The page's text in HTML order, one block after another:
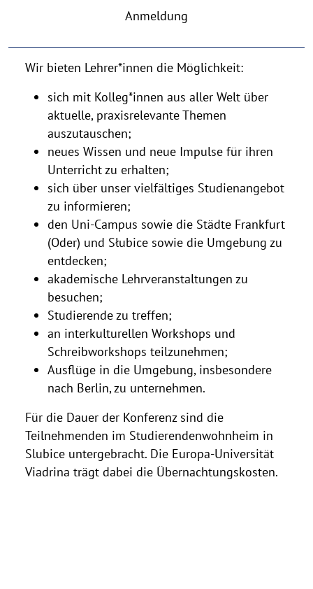
Anmeldung
Wir bieten Lehrer*innen die Möglichkeit:
sich mit Kolleg*innen aus aller Welt über
aktuelle, praxisrelevante Themen
auszutauschen;
neues Wissen und neue Impulse für ihren
Unterricht zu erhalten;
sich über unser vielfältiges Studienangebot
zu informieren;
den Uni-Campus sowie die Städte Frankfurt
(Oder) und Słubice sowie die Umgebung zu
entdecken;
akademische Lehrveranstaltungen zu
besuchen;
Studierende zu treffen;
an interkulturellen Workshops und
Schreibworkshops teilzunehmen;
Ausflüge in die Umgebung, insbesondere
nach Berlin, zu unternehmen.
Für die Dauer der Konferenz sind die
Teilnehmenden im Studierendenwohnheim in
Slubice untergebracht. Die Europa-Universität
Viadrina trägt dabei die Übernachtungskosten.